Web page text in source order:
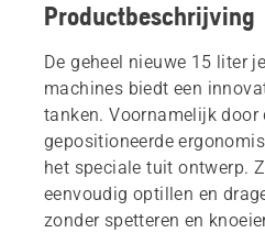
Productbeschrijving
De geheel nieuwe 15 liter
machines biedt een
tanken. Voornamelijk door
gepositioneerde
het speciale tuit ontwerp.
eenvoudig optillen en
zonder spetteren en